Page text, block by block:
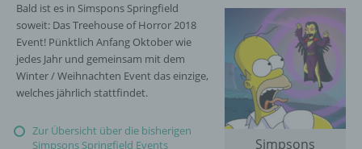
Simpsons
Bald ist es in Simspons Springfield
soweit: Das Treehouse of Horror 2018
Event! Pünktlich Anfang Oktober wie
jedes Jahr und gemeinsam mit dem
Winter / Weihnachten Event das einzige,
welches jährlich stattfindet.
Zur Übersicht über die bisherigen
Simpsons Springfield Events